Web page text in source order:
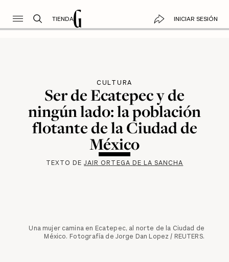
TIENDA INICIAR SESIÓN
CULTURA
Ser de Ecatepec y de
ningún lado: la población
flotante de la Ciudad de
México
TEXTO DEJAIR ORTEGA DE LA SANCHA
Una mujer camina en Ecatepec, al norte de la Ciudad de
México. Fotografía de Jorge Dan Lopez / REUTERS.